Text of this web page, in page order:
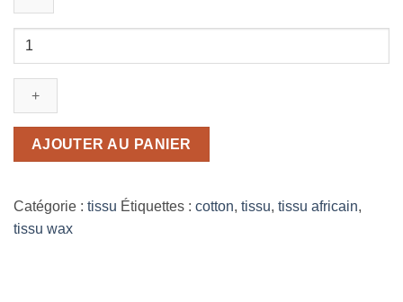
quantité
Tissu
voiture
AJOUTER AU PANIER
Catégorie : tissu Étiquettes : cotton, tissu, tissu africain,
tissu wax